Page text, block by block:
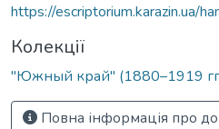
https://escriptorium.karazin.ua/
Колекції
"Южный край" (1880–1919
Повна інформація про